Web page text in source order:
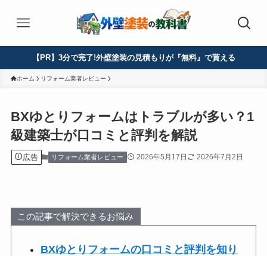
【PR】3分で完了!外壁塗装の見積もりが『無料』で貰える
ホーム リフォーム業者レビュー
BXゆとりフォームはトラブルが多い？1
級建築士が口コミと評判を解説
広告 リフォーム業者レビュー 2026年5月17日 2026年7月2日
この記事で解決できるお悩み
BXゆとりフォームの口コミと評判を知り